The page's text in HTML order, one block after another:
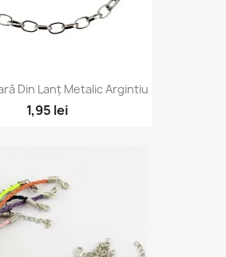
Din Lanț Metalic Argintiu
1,95 lei